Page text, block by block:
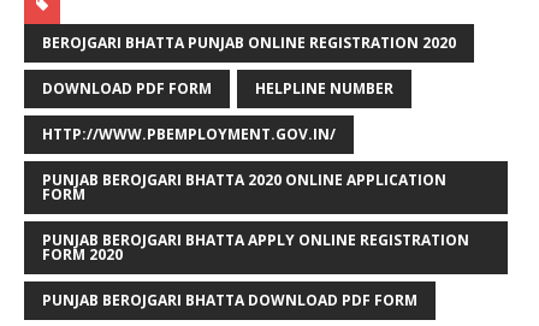
BEROJGARI BHATTA PUNJAB ONLINE REGISTRATION 2020
DOWNLOAD PDF FORM HELPLINE NUMBER
HTTP://WWW.PBEMPLOYMENT.GOV.IN/
PUNJAB BEROJGARI BHATTA 2020 ONLINE APPLICATION
FORM
PUNJAB BEROJGARI BHATTA APPLY ONLINE REGISTRATION
FORM 2020
PUNJAB BEROJGARI BHATTA DOWNLOAD PDF FORM